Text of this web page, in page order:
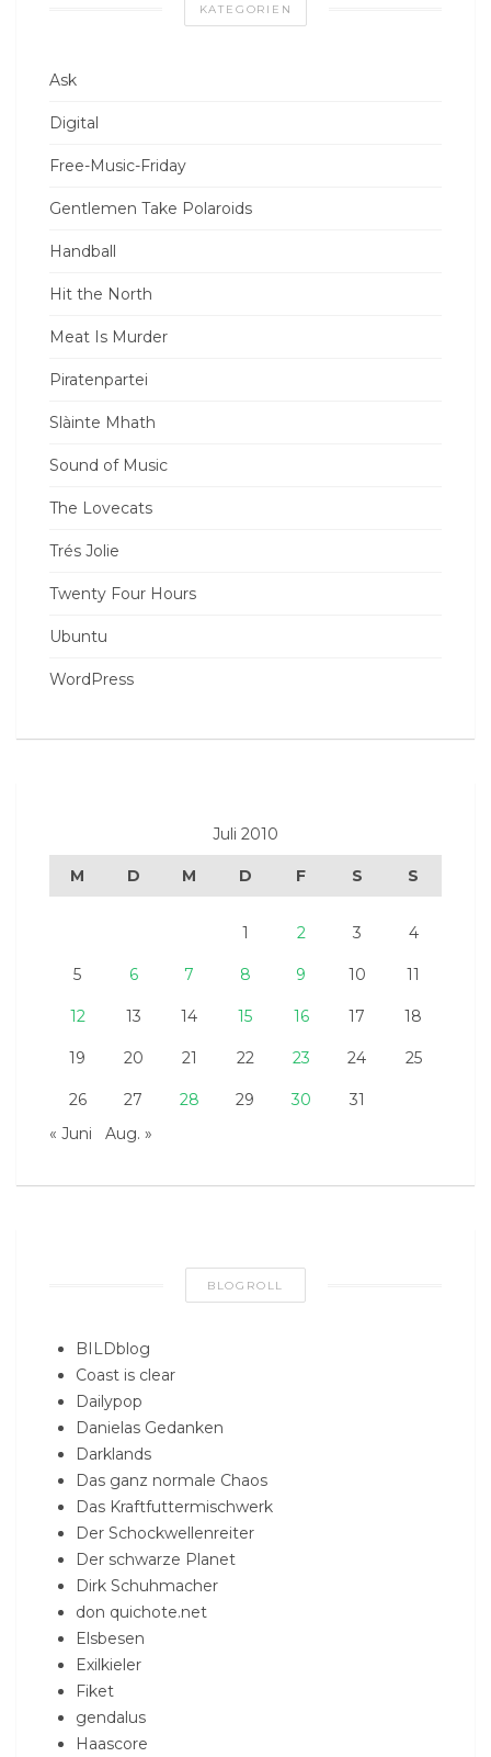
KATEGORIEN
Ask
Digital
Free-Music-Friday
Gentlemen Take Polaroids
Handball
Hit the North
Meat Is Murder
Piratenpartei
Slàinte Mhath
Sound of Music
The Lovecats
Trés Jolie
Twenty Four Hours
Ubuntu
WordPress
Juli 2010
M D M D F S S
1 2 3 4
5 6 7 8 9 10 11
12 13 14 15 16 17 18
19 20 21 22 23 24 25
26 27 28 29 30
31
« Juni
Aug. »
BLOGROLL
BILDblog
Coast is clear
Dailypop
Danielas Gedanken
Darklands
Das ganz normale Chaos
Das Kraftfuttermischwerk
Der Schockwellenreiter
Der schwarze Planet
Dirk Schuhmacher
don quichote.net
Elsbesen
Exilkieler
Fiket
gendalus
Haascore